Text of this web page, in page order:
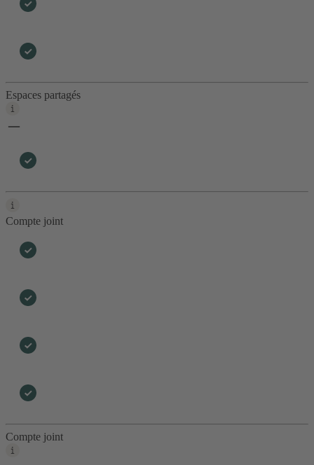
Espaces partagés
Compte joint
Compte joint